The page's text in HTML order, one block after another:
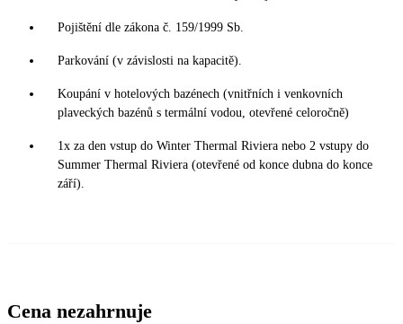
Pojištění dle zákona č. 159/1999 Sb.
Parkování (v závislosti na kapacitě).
Koupání v hotelových bazénech (vnitřních i venkovních
plaveckých bazénů s termální vodou, otevřené celoročně)
1x za den vstup do Winter Thermal Riviera nebo 2 vstupy do
Summer Thermal Riviera (otevřené od konce dubna do konce
září).
Cena nezahrnuje